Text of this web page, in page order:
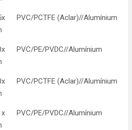
PVC/PCTFE (Aclar)//Alumínium
PVC/PE/PVDC//Alumínium
PVC/PCTFE (Aclar)//Alumínium
PVC/PE/PVDC//Alumínium